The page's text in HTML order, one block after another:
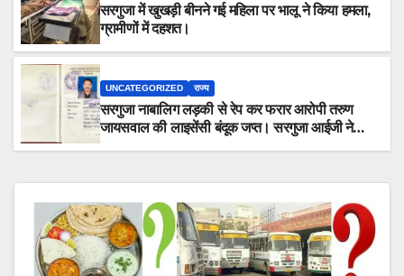
सरगुजा में खुखड़ी बीनने गई महिला पर भालू ने किया हमला,
ग्रामीणों में दहशत।
UNCATEGORIZED राज्य
सरगुजा नाबालिग लड़की से रेप कर फरार आरोपी तरुण
जायसवाल की लाइसेंसी बंदूक जप्त। सरगुजा आईजी ने